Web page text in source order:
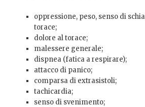
oppressione, peso, senso di
torace;
dolore al torace;
malessere generale;
dispnea (fatica a respirare);
attacco di panico;
comparsa di extrasistoli;
tachicardia;
senso di svenimento;